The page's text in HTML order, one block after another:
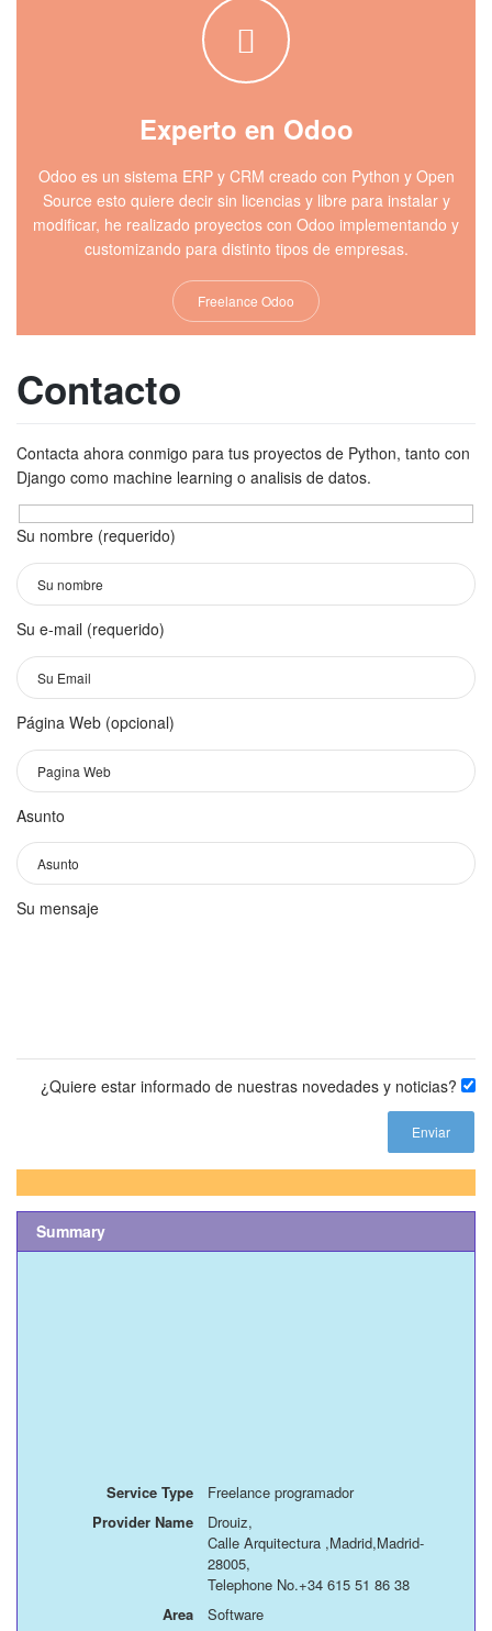
Experto en Odoo
Odoo es un sistema ERP y CRM creado con Python y Open
Source esto quiere decir sin licencias y libre para instalar y
modificar, he realizado proyectos con Odoo implementando y
customizando para distinto tipos de empresas.
Freelance Odoo
Contacto
Contacta ahora conmigo para tus proyectos de Python, tanto con
Django como machine learning o analisis de datos.
Su nombre (requerido)
Su e-mail (requerido)
Página Web (opcional)
Asunto
Su mensaje
¿Quiere estar informado de nuestras novedades y noticias?
Summary
Service Type
Freelance programador
Provider Name
Drouiz,
Calle Arquitectura ,Madrid,Madrid-
28005,
Telephone No.+34 615 51 86 38
Area
Software